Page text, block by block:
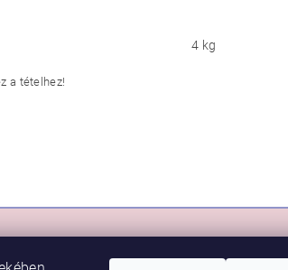
4 kg
a tételhez!